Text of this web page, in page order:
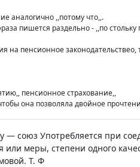
аналогично ,,потому что,,.
пишется раздельно - ,,по стольку
на пенсионное
пенсионное страхование,,
она позволяла двойное
— союз Употребляется при
или меры, степени одного
Т. Ф